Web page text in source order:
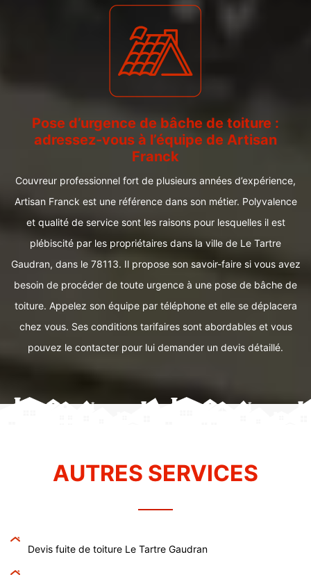
Pose d’urgence de bâche de toiture :
adressez-vous à l’équipe de Artisan
Franck
Couvreur professionnel fort de plusieurs années d’expérience,
Artisan Franck est une référence dans son métier. Polyvalence
et qualité de service sont les raisons pour lesquelles il est
plébiscité par les propriétaires dans la ville de Le Tartre
Gaudran, dans le 78113. Il propose son savoir-faire si vous avez
besoin de procéder de toute urgence à une pose de bâche de
toiture. Appelez son équipe par téléphone et elle se déplacera
chez vous. Ses conditions tarifaires sont abordables et vous
pouvez le contacter pour lui demander un devis détaillé.
AUTRES SERVICES
Devis fuite de toiture Le Tartre Gaudran